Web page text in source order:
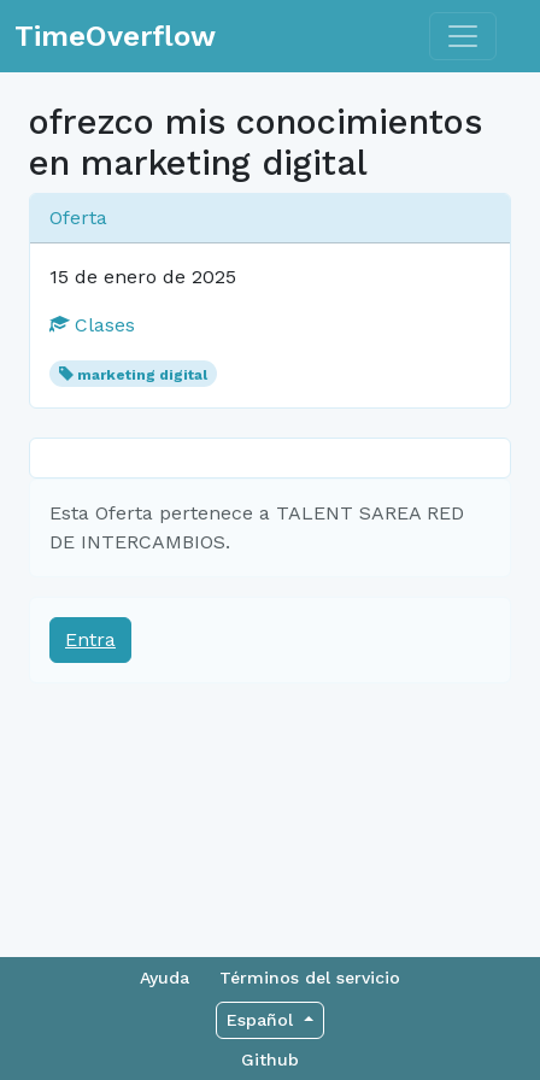
TimeOverflow Toggle
ofrezco mis conocimientos
en marketing digital
Oferta
15 de enero de 2025
Clases
marketing digital
Esta Oferta pertenece a TALENT SAREA RED
DE INTERCAMBIOS.
Entra
Ayuda Términos del servicio
Español
Github